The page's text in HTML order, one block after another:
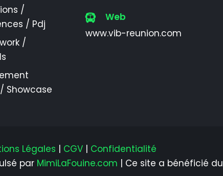
/
/ Pdj
/
Showcase
Web
www.vib-reunion.com
Légales | CGV | Confidentialité
par MimiLaFouine.com | Ce site a bénéficié du